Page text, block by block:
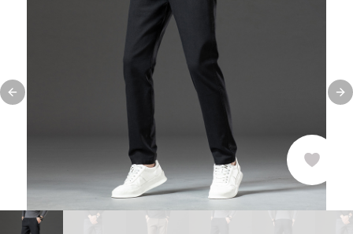
Previous slide